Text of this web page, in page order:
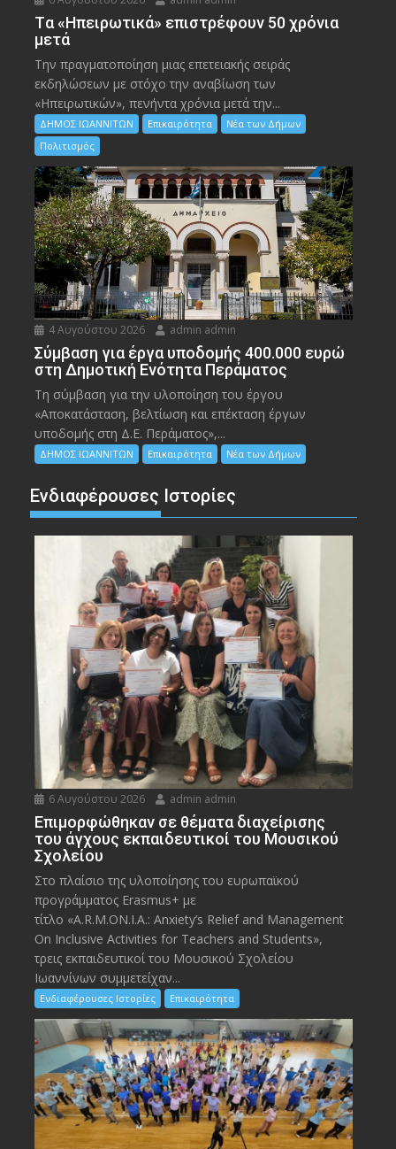
Tα «Ηπειρωτικά» επιστρέφουν 50 χρόνια
μετά
Την πραγματοποίηση μιας επετειακής σειράς
εκδηλώσεων με στόχο την αναβίωση των
«Ηπειρωτικών», πενήντα χρόνια μετά την...
ΔΗΜΟΣ ΙΩΑΝΝΙΤΩΝ Επικαιρότητα
Νέα των Δήμων
Πολιτισμός
4 Αυγούστου 2026 admin admin
Σύμβαση για έργα υποδομής 400.000 ευρώ
στη Δημοτική Ενότητα Περάματος
Τη σύμβαση για την υλοποίηση του έργου
«Αποκατάσταση, βελτίωση και επέκταση έργων
υποδομής στη Δ.Ε. Περάματος»,...
ΔΗΜΟΣ ΙΩΑΝΝΙΤΩΝ Επικαιρότητα Νέα των Δήμων
Ενδιαφέρουσες Ιστορίες
6 Αυγούστου 2026 admin admin
Eπιμορφώθηκαν σε θέματα διαχείρισης
του άγχους εκπαιδευτικοί του Μουσικού
Σχολείου
Στο πλαίσιο της υλοποίησης του ευρωπαϊκού
προγράμματος Erasmus+ με
τίτλο «A.R.M.ON.I.A.: Anxiety’s Relief and Management
On Inclusive Activities for Teachers and Students»,
τρεις εκπαιδευτικοί του Μουσικού Σχολείου
Ιωαννίνων συμμετείχαν...
Ενδιαφέρουσες Ιστορίες Επικαιρότητα